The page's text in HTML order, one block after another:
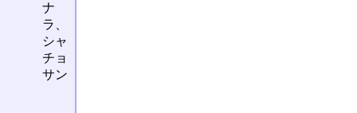
ナ
ラ、
シャ
チョ
サン